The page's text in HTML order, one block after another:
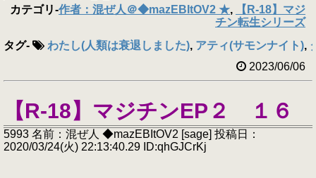
カテゴリ-作者：混ぜ人＠◆mazEBItOV2 ★,
【R-18】マジ
チン転生シリーズ
タグ- わたし(人類は衰退しました), アティ(サモンナイト),
2023/06/06
【R-18】マジチンEP２ １６
5993 名前：混ぜ人 ◆mazEBItOV2 [sage] 投稿日：
2020/03/24(火) 22:13:40.29 ID:qhGJCrKj